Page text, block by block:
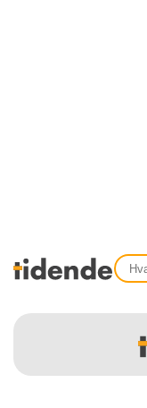
Tidligere utgaver